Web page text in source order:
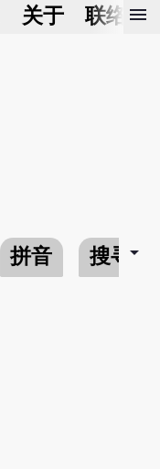
关于 联络我
menu
拼音 搜寻arrow_drop_down